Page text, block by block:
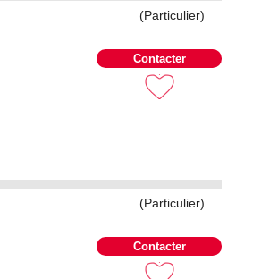
(Particulier)
Contacter
(Particulier)
Contacter